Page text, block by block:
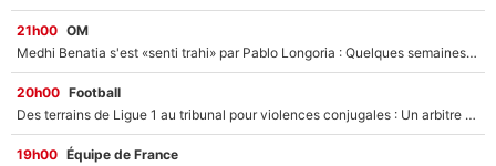
21h00 OM
Medhi Benatia s'est «senti trahi» par Pablo Longoria : Quelques semaines après son départ, l'ancien directeur de football de l'OM règle ses comptes
20h00 Football
Des terrains de Ligue 1 au tribunal pour violences conjugales : Un arbitre français encourt une peine de 18 mois de prison !
19h00 Équipe de France